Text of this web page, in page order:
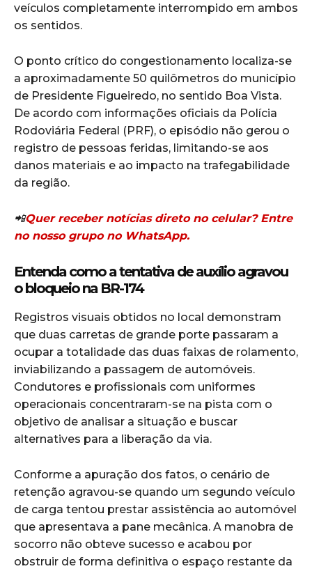
veículos completamente interrompido em ambos
os sentidos.
O ponto crítico do congestionamento localiza-se
a aproximadamente 50 quilômetros do município
de Presidente Figueiredo, no sentido Boa Vista.
De acordo com informações oficiais da Polícia
Rodoviária Federal (PRF), o episódio não gerou o
registro de pessoas feridas, limitando-se aos
danos materiais e ao impacto na trafegabilidade
da região.
📲Quer receber notícias direto no celular? Entre
no nosso grupo no WhatsApp.
Entenda como a tentativa de auxílio agravou
o bloqueio na BR-174
Registros visuais obtidos no local demonstram
que duas carretas de grande porte passaram a
ocupar a totalidade das duas faixas de rolamento,
inviabilizando a passagem de automóveis.
Condutores e profissionais com uniformes
operacionais concentraram-se na pista com o
objetivo de analisar a situação e buscar
alternatives para a liberação da via.
Conforme a apuração dos fatos, o cenário de
retenção agravou-se quando um segundo veículo
de carga tentou prestar assistência ao automóvel
que apresentava a pane mecânica. A manobra de
socorro não obteve sucesso e acabou por
obstruir de forma definitiva o espaço restante da